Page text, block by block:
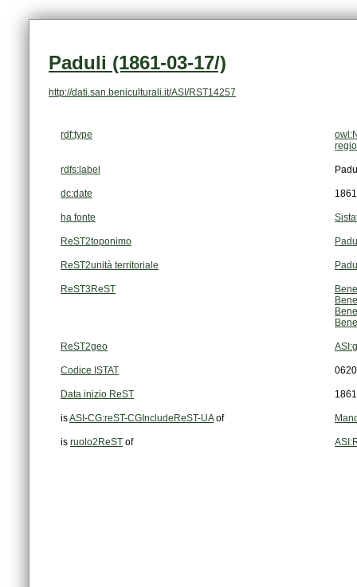
Paduli (1861-03-17/)
http://dati.san.beniculturali.it/ASI/RST14257
rdf:type
rdfs:label
dc:date
ha fonte
ReST2toponimo
ReST2unità territoriale
ReST3ReST
ReST2geo
Codice ISTAT
Data inizio ReST
isASI-CG:reST-CGIncludeReST-UAof
is ruolo2ReST of